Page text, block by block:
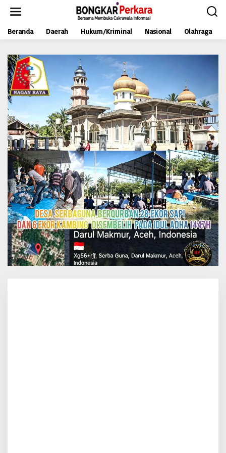
t
Beranda Daerah Hukum/Kriminal Nasional Olahraga